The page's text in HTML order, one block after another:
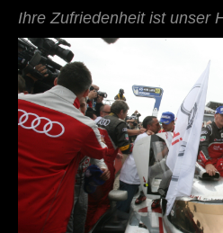
Ihre Zufriedenheit ist unser